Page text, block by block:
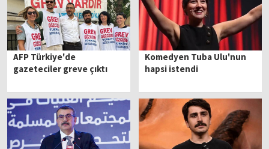
AFP Türkiye'de
gazeteciler greve çıktı
Komedyen Tuba Ulu'nun
hapsi istendi